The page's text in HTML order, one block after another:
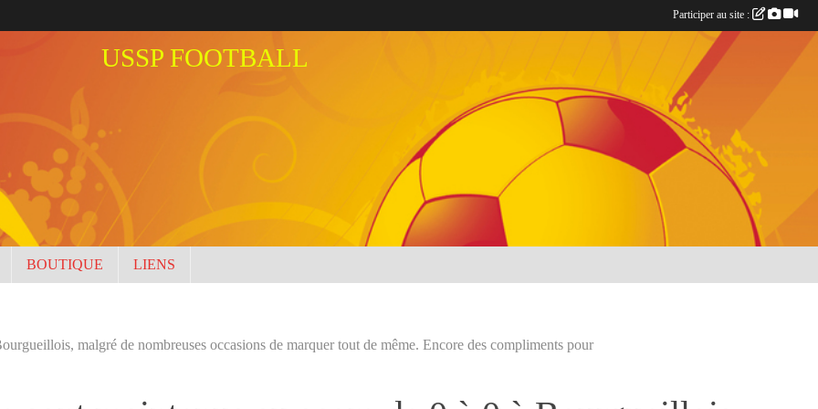
USSP FOOTBALL
BOUTIQUE LIENS
malgré de nombreuses occasions de marquer tout de même. Encore des compliments pour
Participer au site :